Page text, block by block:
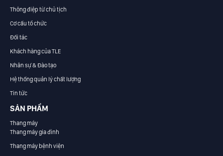
Thông điệp từ chủ tịch
Cơ cấu tổ chức
Đối tác
Khách hàng của TLE
Nhân sự & Đào tạo
Hệ thống quản lý chất lượng
Tin tức
SẢN PHẨM
Thang máy
Thang máy gia đình
Thang máy bệnh viện